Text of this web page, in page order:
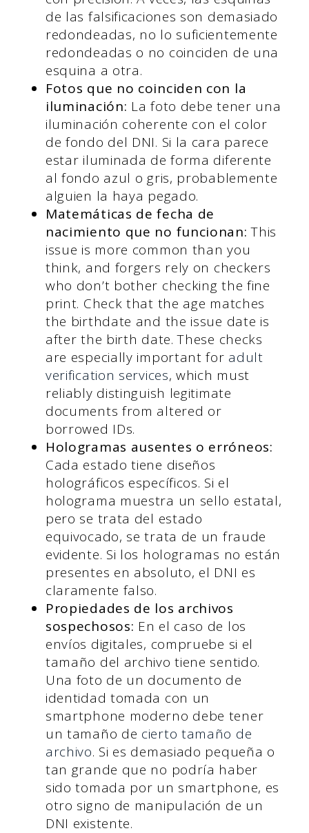
de las falsificaciones son demasiado
redondeadas, no lo suficientemente
redondeadas o no coinciden de una
esquina a otra.
Fotos que no coinciden con la
iluminación: La foto debe tener una
iluminación coherente con el color
de fondo del DNI. Si la cara parece
estar iluminada de forma diferente
al fondo azul o gris, probablemente
alguien la haya pegado.
Matemáticas de fecha de
nacimiento que no funcionan: This
issue is more common than you
think, and forgers rely on checkers
who don’t bother checking the fine
print. Check that the age matches
the birthdate and the issue date is
after the birth date. These checks
are especially important for adult
verification services, which must
reliably distinguish legitimate
documents from altered or
borrowed IDs.
Hologramas ausentes o erróneos:
Cada estado tiene diseños
holográficos específicos. Si el
holograma muestra un sello estatal,
pero se trata del estado
equivocado, se trata de un fraude
evidente. Si los hologramas no están
presentes en absoluto, el DNI es
claramente falso.
Propiedades de los archivos
sospechosos: En el caso de los
envíos digitales, compruebe si el
tamaño del archivo tiene sentido.
Una foto de un documento de
identidad tomada con un
smartphone moderno debe tener
un tamaño de cierto tamaño de
archivo. Si es demasiado pequeña o
tan grande que no podría haber
sido tomada por un smartphone, es
otro signo de manipulación de un
DNI existente.